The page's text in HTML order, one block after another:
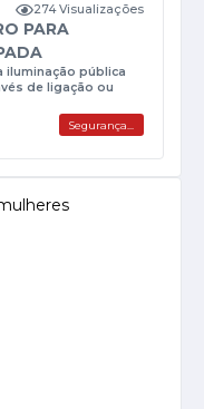
274 Visualizações
PARA
iluminação pública
de ligação ou
Segurança...